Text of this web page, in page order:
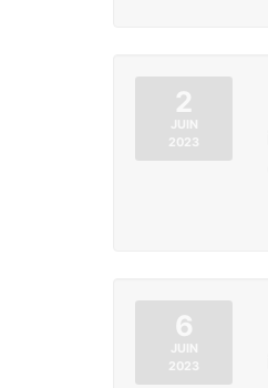
2
JUIN
2023
6
JUIN
2023